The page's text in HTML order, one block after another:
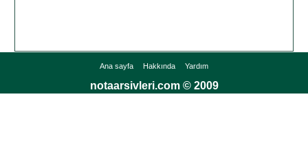
Ana sayfa Hakkında Yardım
notaarsivleri.com © 2009